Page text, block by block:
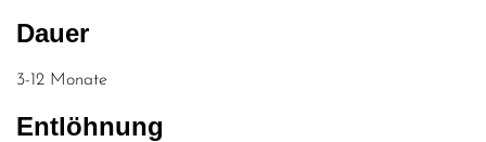
Dauer
3-12 Monate
Entlöhnung